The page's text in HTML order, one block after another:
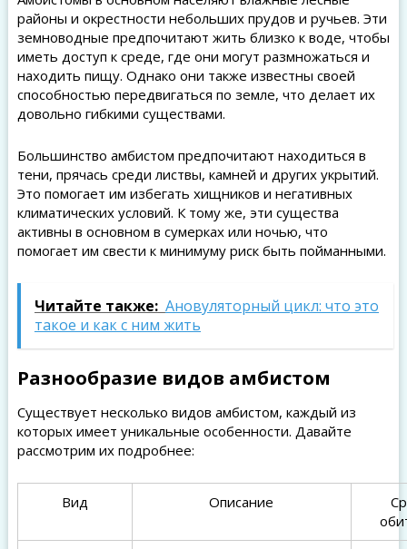
районы и окрестности небольших прудов и ручьев. Эти
земноводные предпочитают жить близко к воде, чтобы
иметь доступ к среде, где они могут размножаться и
находить пищу. Однако они также известны своей
способностью передвигаться по земле, что делает их
довольно гибкими существами.
Большинство амбистом предпочитают находиться в
тени, прячась среди листвы, камней и других укрытий.
Это помогает им избегать хищников и негативных
климатических условий. К тому же, эти существа
активны в основном в сумерках или ночью, что
помогает им свести к минимуму риск быть пойманными.
Читайте также: Ановуляторный цикл: что это
такое и как с ним жить
Разнообразие видов амбистом
Существует несколько видов амбистом, каждый из
которых имеет уникальные особенности. Давайте
рассмотрим их подробнее:
Вид Описание